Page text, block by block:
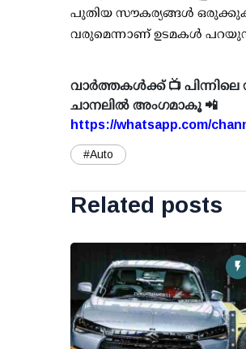
പുതിയ സൗകര്യങ്ങള്‍ ഒരുക്കുക
വരുമെന്നാണ് ഉടമകള്‍
വാർത്തകൾക്ക് 📺
ചാനലിൽ അംഗമാകൂ 📲
https://whatsapp.com/
#Auto
Related posts